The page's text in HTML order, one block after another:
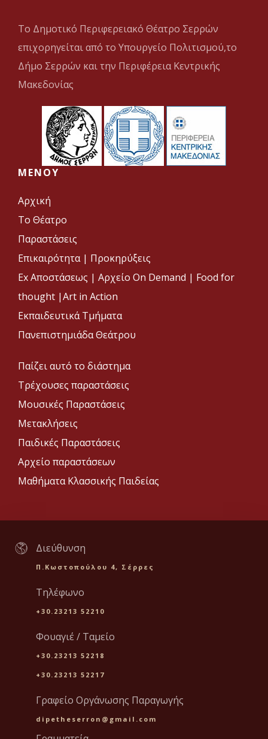
Το Δημοτικό Περιφερειακό Θέατρο Σερρών
επιχορηγείται από το Υπουργείο Πολιτισμού,το
Δήμο Σερρών και την Περιφέρεια Κεντρικής
Μακεδονίας
MENOY
Αρχική
Το Θέατρο
Παραστάσεις
Επικαιρότητα | Προκηρύξεις
Ex Αποστάσεως | Αρχείο On Demand | Food for
thought |Art in Action
Εκπαιδευτικά Τμήματα
Πανεπιστημιάδα Θεάτρου
Παίζει αυτό το διάστημα
Τρέχουσες παραστάσεις
Μουσικές Παραστάσεις
Μετακλήσεις
Παιδικές Παραστάσεις
Αρχείο παραστάσεων
Μαθήματα Κλασσικής Παιδείας
Διεύθυνση
Π.Κωστοπούλου 4, Σέρρες
Τηλέφωνο
+30.23213 52210
Φουαγιέ / Ταμείο
+30.23213 52218
+30.23213 52217
Γραφείο Οργάνωσης Παραγωγής
dipetheserron@gmail.com